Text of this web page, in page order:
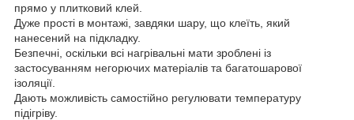
прямо у плитковий клей.
Дуже прості в монтажі, завдяки шару, що клеїть, який
нанесений на підкладку.
Безпечні, оскільки всі нагрівальні мати зроблені із
застосуванням негорючих матеріалів та багатошарової
ізоляції.
Дають можливість самостійно регулювати температуру
підігріву.